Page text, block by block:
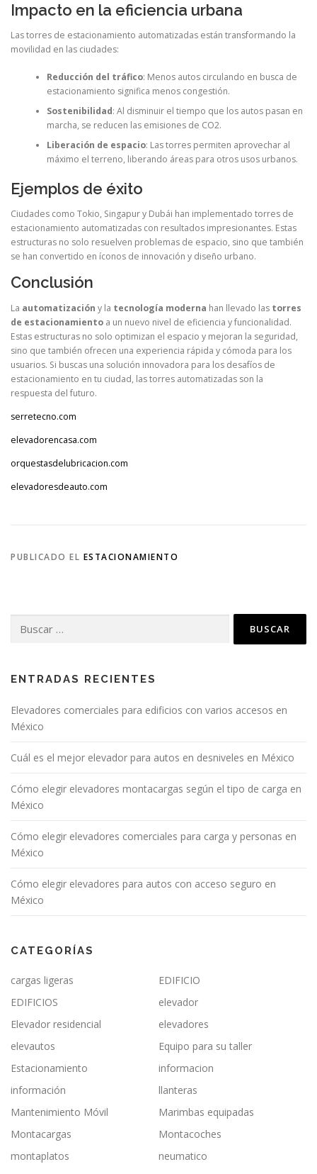
Impacto en la eficiencia urbana
Las torres de estacionamiento automatizadas están transformando la
movilidad en las ciudades:
Reducción del tráfico: Menos autos circulando en busca de
estacionamiento significa menos congestión.
Sostenibilidad: Al disminuir el tiempo que los autos pasan en
marcha, se reducen las emisiones de CO2.
Liberación de espacio: Las torres permiten aprovechar al
máximo el terreno, liberando áreas para otros usos urbanos.
Ejemplos de éxito
Ciudades como Tokio, Singapur y Dubái han implementado torres de
estacionamiento automatizadas con resultados impresionantes. Estas
estructuras no solo resuelven problemas de espacio, sino que también
se han convertido en íconos de innovación y diseño urbano.
Conclusión
La automatización y la tecnología moderna han llevado las torres
de estacionamiento a un nuevo nivel de eficiencia y funcionalidad.
Estas estructuras no solo optimizan el espacio y mejoran la seguridad,
sino que también ofrecen una experiencia rápida y cómoda para los
usuarios. Si buscas una solución innovadora para los desafíos de
estacionamiento en tu ciudad, las torres automatizadas son la
respuesta del futuro.
serretecno.com
elevadorencasa.com
orquestasdelubricacion.com
elevadoresdeauto.com
PUBLICADO EL ESTACIONAMIENTO
ENTRADAS RECIENTES
Elevadores comerciales para edificios con varios accesos en
México
Cuál es el mejor elevador para autos en desniveles en México
Cómo elegir elevadores montacargas según el tipo de carga en
México
Cómo elegir elevadores comerciales para carga y personas en
México
Cómo elegir elevadores para autos con acceso seguro en
México
CATEGORÍAS
cargas ligeras
EDIFICIO
EDIFICIOS
elevador
Elevador residencial
elevadores
elevautos
Equipo para su taller
Estacionamiento
informacion
información
llanteras
Mantenimiento Móvil
Marimbas equipadas
Montacargas
Montacoches
montaplatos
neumatico